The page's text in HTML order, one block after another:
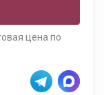
цена по